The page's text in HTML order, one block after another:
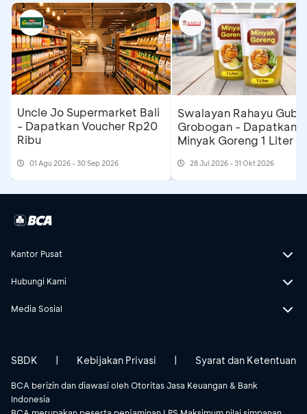
Uncle Jo Supermarket Bali
- Dapatkan Voucher Rp20
Ribu
01 Agu 2026 - 30 Sep 2026
Swalayan Rahayu
Grobogan - Dapatkan
Minyak Goreng 1 Liter
28 Jul 2026 - 31 Okt 2026
Kantor Pusat
Hubungi Kami
Media Sosial
BCA berizin dan diawasi oleh Otoritas Jasa Keuangan & Bank
Indonesia
SBDK Kebijakan Privasi Syarat dan Ketentuan